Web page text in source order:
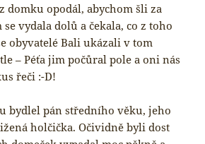
domku opodál, abychom šli za
vydala dolů a čekala, co z toho
obyvatelé Bali ukázali v tom
– Péťa jim počůral pole a oni nás
řeči :-D!
bydlel pán středního věku, jeho
holčička. Očividně byli dost